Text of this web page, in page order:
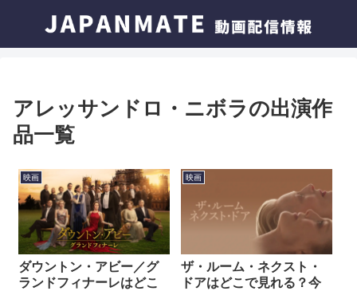
アレッサンドロ・ニボラの出演作
品一覧
映画
ダウントン・アビー／グ
ランドフィナーレはどこ
映画
ザ・ルーム・ネクスト・
ドアはどこで見れる？今